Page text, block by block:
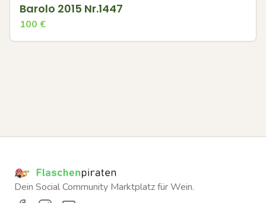
Barolo 2015 Nr.1447
100 €
Dein Social Community Marktplatz für Wein.